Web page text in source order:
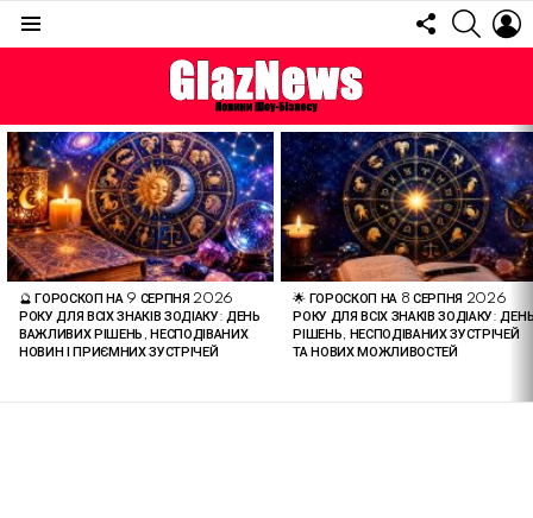
FOLLOW
US
ОСТАННІ
СТАТТІ
🔮 ГОРОСКОП НА 9 СЕРПНЯ 2026
РОКУ ДЛЯ ВСІХ ЗНАКІВ ЗОДІАКУ: ДЕНЬ
ВАЖЛИВИХ РІШЕНЬ, НЕСПОДІВАНИХ
НОВИН І ПРИЄМНИХ ЗУСТРІЧЕЙ
🌟 ГОРОСКОП НА 8 СЕРПНЯ 2026
РОКУ ДЛЯ ВСІХ ЗНАКІВ ЗОДІАКУ:
РІШЕНЬ, НЕСПОДІВАНИХ ЗУСТРІЧЕЙ
ТА НОВИХ МОЖЛИВОСТЕЙ